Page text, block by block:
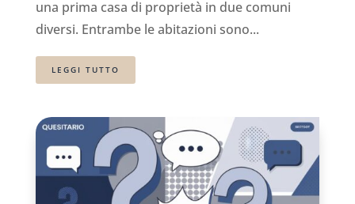
una prima casa di proprietà in due comuni
diversi. Entrambe le abitazioni sono...
LEGGI TUTTO